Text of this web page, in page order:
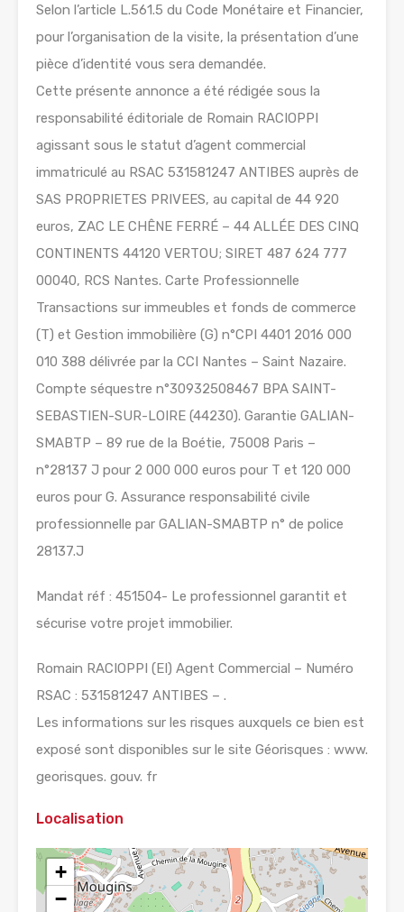
Selon l’article L.561.5 du Code Monétaire et Financier,
pour l’organisation de la visite, la présentation d’une
pièce d’identité vous sera demandée.
Cette présente annonce a été rédigée sous la
responsabilité éditoriale de Romain RACIOPPI
agissant sous le statut d’agent commercial
immatriculé au RSAC 531581247 ANTIBES auprès de
SAS PROPRIETES PRIVEES, au capital de 44 920
euros, ZAC LE CHÊNE FERRÉ – 44 ALLÉE DES CINQ
CONTINENTS 44120 VERTOU; SIRET 487 624 777
00040, RCS Nantes. Carte Professionnelle
Transactions sur immeubles et fonds de commerce
(T) et Gestion immobilière (G) n°CPI 4401 2016 000
010 388 délivrée par la CCI Nantes – Saint Nazaire.
Compte séquestre n°30932508467 BPA SAINT-
SEBASTIEN-SUR-LOIRE (44230). Garantie GALIAN-
SMABTP – 89 rue de la Boétie, 75008 Paris –
n°28137 J pour 2 000 000 euros pour T et 120 000
euros pour G. Assurance responsabilité civile
professionnelle par GALIAN-SMABTP n° de police
28137.J
Mandat réf : 451504- Le professionnel garantit et
sécurise votre projet immobilier.
Romain RACIOPPI (EI) Agent Commercial – Numéro
RSAC : 531581247 ANTIBES – .
Les informations sur les risques auxquels ce bien est
exposé sont disponibles sur le site Géorisques : www.
georisques. gouv. fr
Localisation
+
−